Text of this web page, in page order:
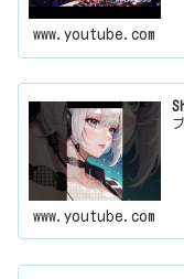
www.youtube.com
www.youtube.com